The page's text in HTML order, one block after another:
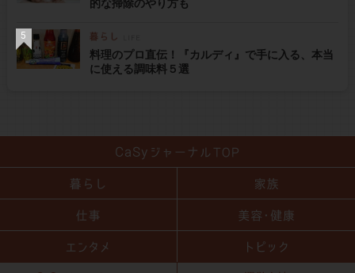
的な掃除のやり方も
料理のプロ直伝！『カルディ』で手に入る、本当
に使える調味料５選